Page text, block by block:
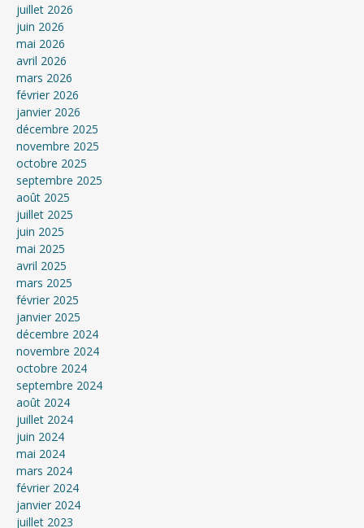
juillet 2026
juin 2026
mai 2026
avril 2026
mars 2026
février 2026
janvier 2026
décembre 2025
novembre 2025
octobre 2025
septembre 2025
août 2025
juillet 2025
juin 2025
mai 2025
avril 2025
mars 2025
février 2025
janvier 2025
décembre 2024
novembre 2024
octobre 2024
septembre 2024
août 2024
juillet 2024
juin 2024
mai 2024
mars 2024
février 2024
janvier 2024
juillet 2023